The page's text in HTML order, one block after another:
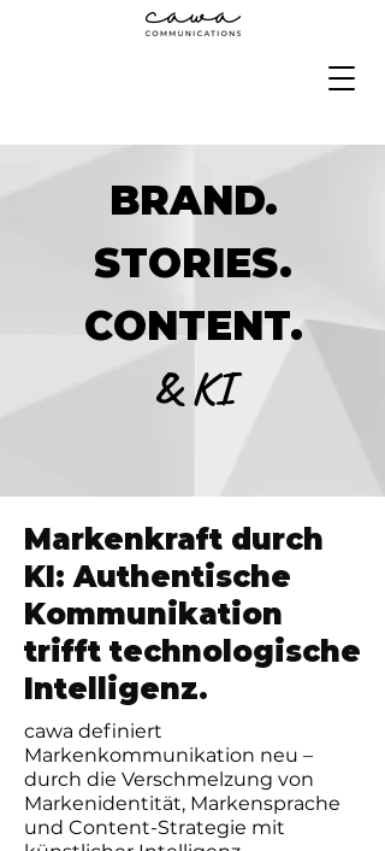
BRAND.
STORIES.
CONTENT.
& KI
Markenkraft durch
KI: Authentische
Kommunikation
trifft technologische
Intelligenz.
cawa definiert
Markenkommunikation neu –
durch die Verschmelzung von
Markenidentität, Markensprache
und Content-Strategie mit